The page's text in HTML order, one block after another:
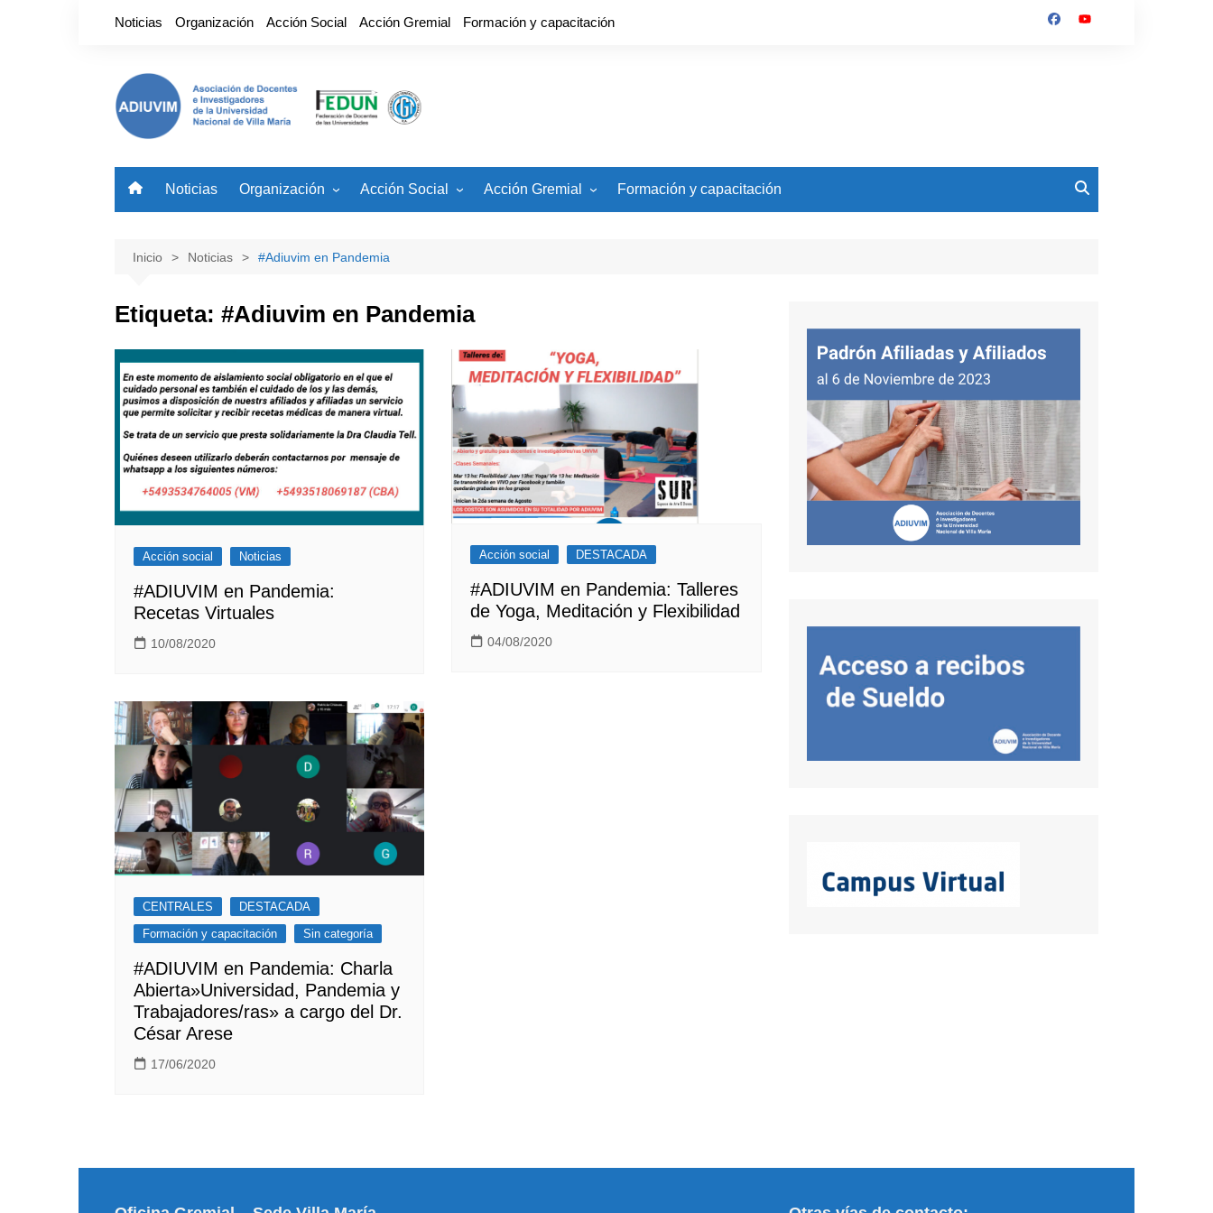
Noticias Organización Acción Social Acción Gremial Formación y capacitación
Noticias Organización
Autoridades
Acción Social
Novedades
Acción Gremial Formación y capacitación
Inicio Noticias #Adiuvim en Pandemia
Etiqueta: #Adiuvim en Pandemia
Acción social Noticias
#ADIUVIM en Pandemia:
Recetas Virtuales
10/08/2020
Acción social DESTACADA
#ADIUVIM en Pandemia: Talleres
de Yoga, Meditación y Flexibilidad
04/08/2020
CENTRALES
DESTACADA
Formación y capacitación
Sin categoría
#ADIUVIM en Pandemia: Charla
Abierta»Universidad, Pandemia y
Trabajadores/ras» a cargo del Dr.
César Arese
17/06/2020